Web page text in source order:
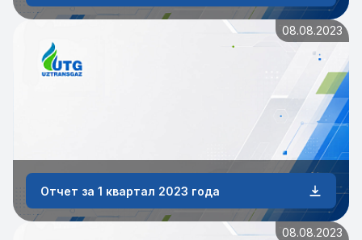
08.08.2023
Отчет за 1 квартал 2023 года
08.08.2023